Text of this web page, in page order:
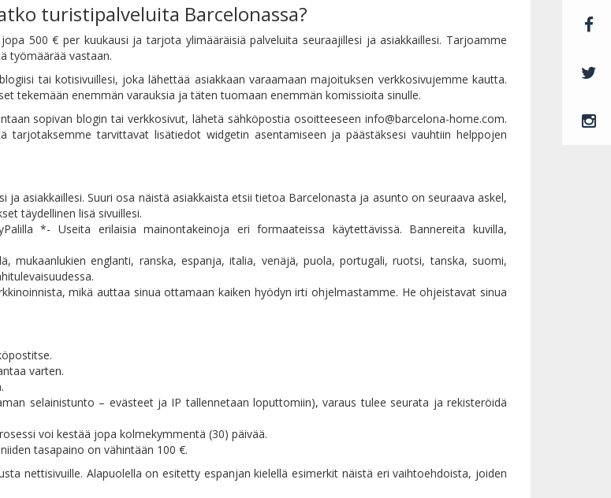
turistipalveluita Barcelonassa?
500 € per kuukausi ja tarjota ylimääräisiä palveluita seuraajillesi ja asiakkaillesi. Tarjoamme
työmäärää vastaan.
tai kotisivuillesi, joka lähettää asiakkaan varaamaan majoituksen verkkosivujemme kautta.
tekemään enemmän varauksia ja täten tuomaan enemmän komissioita sinulle.
sopivan blogin tai verkkosivut, lähetä sähköpostia osoitteeseen info@barcelona-home.com.
tarvittavat lisätiedot widgetin asentamiseen ja päästäksesi vauhtiin helppojen
asiakkaillesi. Suuri osa näistä asiakkaista etsii tietoa Barcelonasta ja asunto on seuraava askel,
täydellinen lisä sivuillesi.
*- Useita erilaisia mainontakeinoja eri formaateissa käytettävissä. Bannereita kuvilla,
mukaanlukien englanti, ranska, espanja, italia, venäjä, puola, portugali, ruotsi, tanska, suomi,
mikä auttaa sinua ottamaan kaiken hyödyn irti ohjelmastamme. He ohjeistavat sinua
varten.
selainistunto – evästeet ja IP tallennetaan loputtomiin), varaus tulee seurata ja rekisteröidä
voi kestää jopa kolmekymmentä (30) päivää.
tasapaino on vähintään 100 €.
nettisivuille. Alapuolella on esitetty espanjan kielellä esimerkit näistä eri vaihtoehdoista, joiden